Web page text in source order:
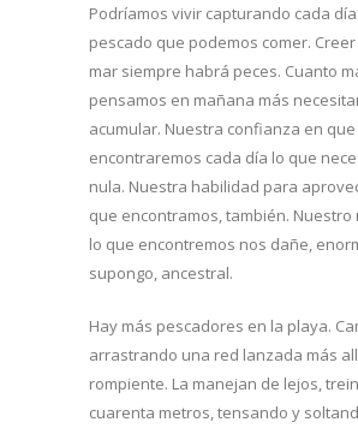
Podríamos vivir capturando cada
pescado que podemos comer.
mar siempre habrá peces. Cuanto
pensamos en mañana más
acumular. Nuestra confianza en que
encontraremos cada día lo que
nula. Nuestra habilidad para
que encontramos, también. Nuestro
lo que encontremos nos dañe,
supongo, ancestral.
Hay más pescadores en la playa.
arrastrando una red lanzada más
rompiente. La manejan de lejos,
cuarenta metros, tensando y